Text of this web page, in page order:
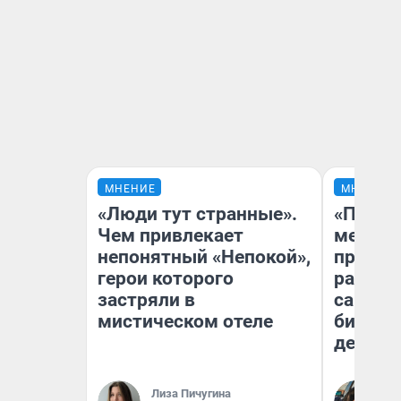
МНЕНИЕ
«Люди тут странные».
Чем привлекает
непонятный «Непокой»,
герои которого
застряли в
мистическом отеле
Лиза Пичугина
МНЕНИЕ
самом